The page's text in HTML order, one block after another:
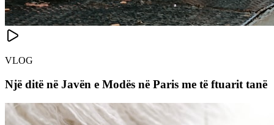
VLOG
Një ditë në Javën e Modës në Paris me të ftuarit tanë